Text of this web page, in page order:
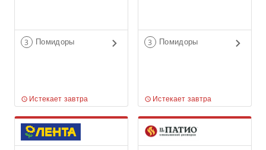
3 Помидоры
Истекает завтра
3 Помидоры
Истекает завтра